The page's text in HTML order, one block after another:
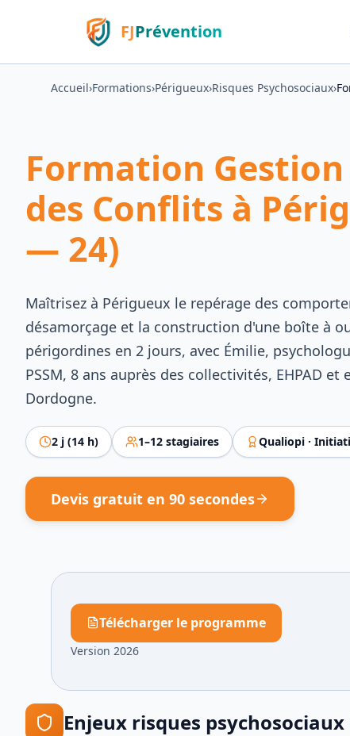
FJPrévention
Accueil›Formations›Périgueux›Risques Psychosociaux›
Formation
des Conflits à
— 24)
Maîtrisez à Périgueux le repérage des
désamorçage et la construction d'une boîte à
périgordines en 2 jours, avec Émilie,
PSSM, 8 ans auprès des collectivités, EHPAD
Dordogne.
2 j (14 h) 1–12 stagiaires Qualiopi ·
Devis gratuit en 90 secondes
Télécharger le programme
Version 2026
Enjeux risques psychosociaux